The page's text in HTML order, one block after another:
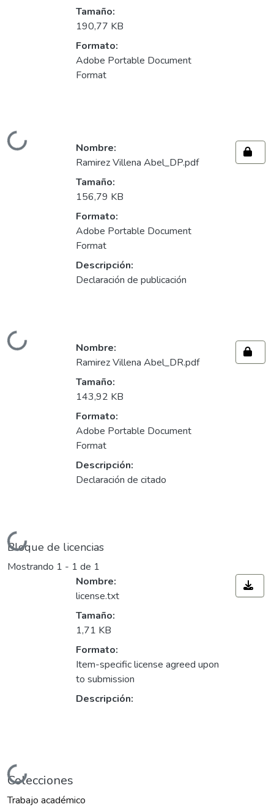
Cargando...
Tamaño:
190,77 KB
Formato:
Adobe Portable Document
Format
Cargando...
Nombre:
Ramirez Villena Abel_DP.pdf
Tamaño:
156,79 KB
Formato:
Adobe Portable Document
Format
Descripción:
Declaración de publicación
Cargando...
Nombre:
Ramirez Villena Abel_DR.pdf
Tamaño:
143,92 KB
Formato:
Adobe Portable Document
Format
Descripción:
Declaración de citado
Bloque de licencias
Mostrando 1 - 1 de 1
Cargando...
Nombre:
license.txt
Tamaño:
1,71 KB
Formato:
Item-specific license agreed upon
to submission
Descripción:
Colecciones
Trabajo académico